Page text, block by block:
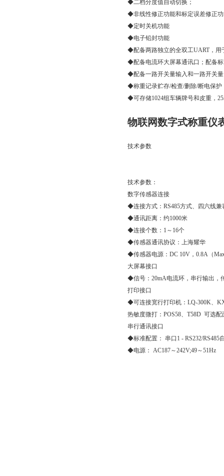
◆二档分度值自动切换；
◆非线性修正功能和标定误差修正
◆定时关机功能
◆电子铅封功能
◆配备两路独立的全双工UART，用
◆配备电流环大屏幕通讯口；配备
◆配备一路开关量输入和一路开关
◆称重记录贮存/检查/删除/断电保护
◆可存储1024组车辆牌号和皮重，
物联网数字式称重仪
技术参数
技术参数：
数字传感器连接
◆连接方式：RS485方式、四六线兼
◆通讯距离：约1000米
◆连接个数：1～16个
◆传感器通讯协议：上海耀华
◆传感器电源：DC 10V，0.8A（
大屏幕接口
◆信号：20mA电流环，串行输出，
打印接口
◆可连接宽行打印机：LQ-300K、
热敏度微打：POS58、T58D 可选配
串行通讯接口
◆标准配置： 串口1 - RS232/RS485
◆电源： AC187～242V;49～51Hz